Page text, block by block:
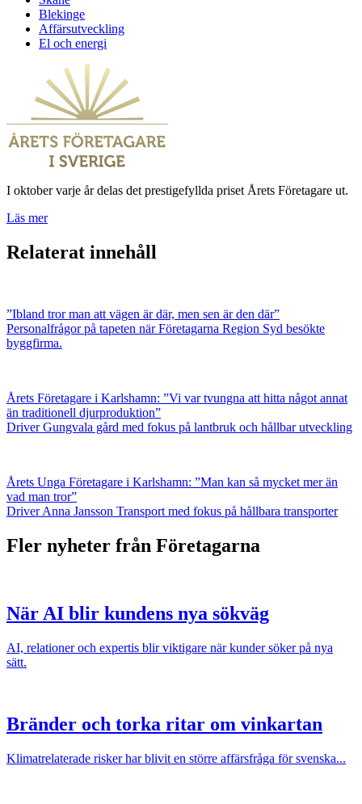
Blekinge
Affärsutveckling
El och energi
I oktober varje år delas det prestigefyllda priset Årets Företagare ut.
Läs mer
Relaterat innehåll
”Ibland tror man att vägen är där, men sen är den där”
Personalfrågor på tapeten när Företagarna Region Syd besökte
byggfirma.
Årets Företagare i Karlshamn: ”Vi var tvungna att hitta något annat
än traditionell djurproduktion”
Driver Gungvala gård med fokus på lantbruk och hållbar utveckling
Årets Unga Företagare i Karlshamn: ”Man kan så mycket mer än
vad man tror”
Driver Anna Jansson Transport med fokus på hållbara transporter
Fler nyheter från Företagarna
När AI blir kundens nya sökväg
AI, relationer och expertis blir viktigare när kunder söker på nya
sätt.
Bränder och torka ritar om vinkartan
Klimatrelaterade risker har blivit en större affärsfråga för svenska...